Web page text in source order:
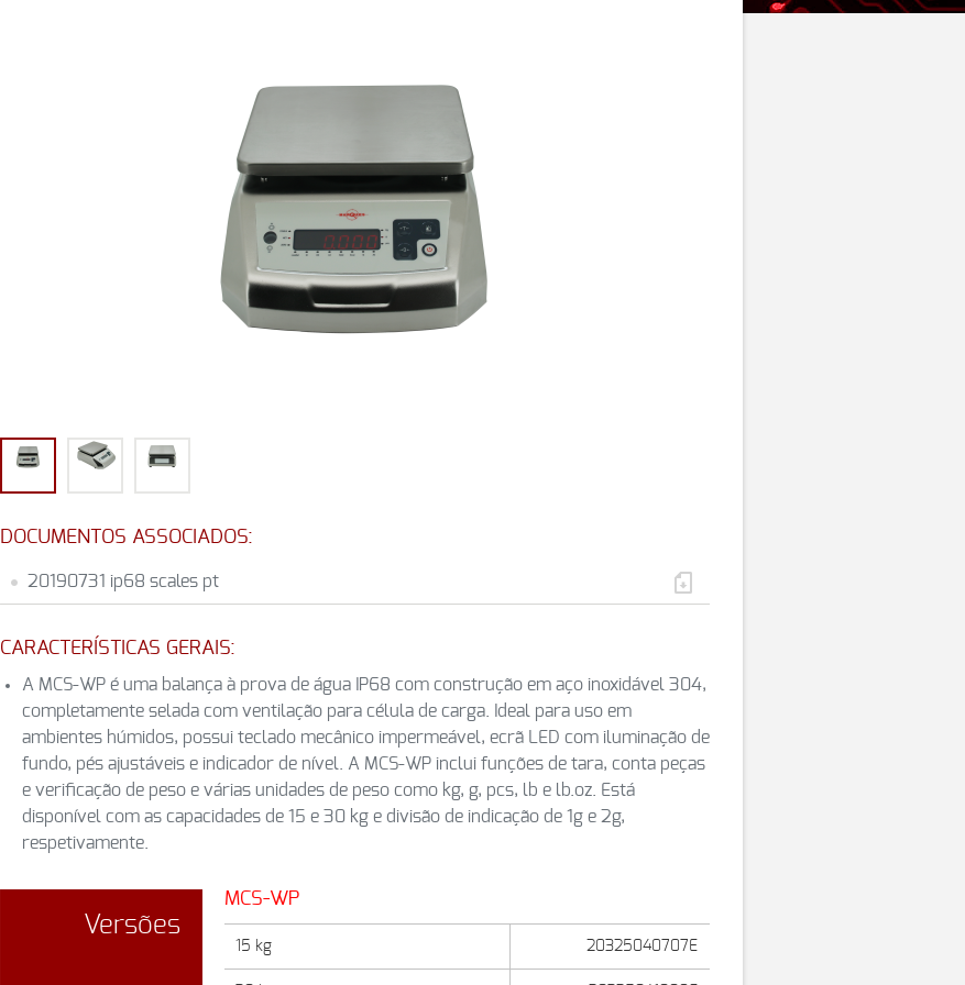
DOCUMENTOS ASSOCIADOS:
20190731 ip68 scales pt
CARACTERÍSTICAS GERAIS:
A MCS-WP é uma balança à prova de água IP68 com construção em aço inoxidável 304,
completamente selada com ventilação para célula de carga. Ideal para uso em
ambientes húmidos, possui teclado mecânico impermeável, ecrã LED com iluminação de
fundo, pés ajustáveis e indicador de nível. A MCS-WP inclui funções de tara, conta peças
e verificação de peso e várias unidades de peso como kg, g, pcs, lb e lb.oz. Está
disponível com as capacidades de 15 e 30 kg e divisão de indicação de 1g e 2g,
respetivamente.
Versões
MCS-WP
15 kg 20325040707E